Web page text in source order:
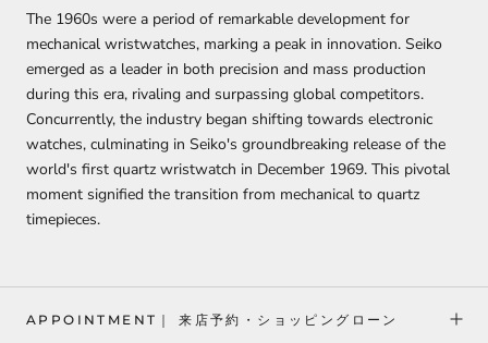
The 1960s were a period of remarkable development for
mechanical wristwatches, marking a peak in innovation. Seiko
emerged as a leader in both precision and mass production
during this era, rivaling and surpassing global competitors.
Concurrently, the industry began shifting towards electronic
watches, culminating in Seiko's groundbreaking release of the
world's first quartz wristwatch in December 1969. This pivotal
moment signified the transition from mechanical to quartz
timepieces.
APPOINTMENT｜ 来店予約・ショッピングローン